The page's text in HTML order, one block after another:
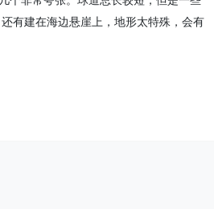
有建在海边悬崖上，地形太特殊，会有